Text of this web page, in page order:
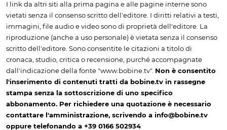
I link da altri siti alla prima pagina e alle pagine interne sono
vietati senza il consenso scritto dell'editore. I diritti relativi a testi,
immagini, file audio e video sono di proprietà dell'editore. La
riproduzione (anche a uso personale) è vietata senza il consenso
scritto dell'editore. Sono consentite le citazioni a titolo di
cronaca, studio, critica o recensione, purché accompagnate
dall'indicazione della fonte "www.bobine.tv". Non è consentito
l'inserimento di contenuti tratti da bobine.tv in rassegne
stampa senza la sottoscrizione di uno specifico
abbonamento. Per richiedere una quotazione è necessario
contattare l'amministrazione, scrivendo a info@bobine.tv
oppure telefonando a +39 0166 502934